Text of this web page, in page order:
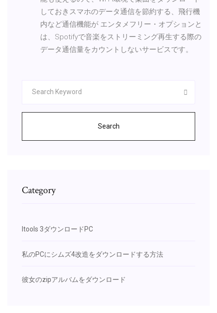
しておきスマホのデータ通信を節約する、飛行機
内など通信機能が エンタメフリー・オプションと
は、Spotifyで音楽をストリーミング再生する際の
データ通信量をカウントしないサービスです。
Search
Category
Itools 3ダウンロードPC
私のPCにシムズ4改造をダウンロードする方法
彼女のzipアルバムをダウンロード